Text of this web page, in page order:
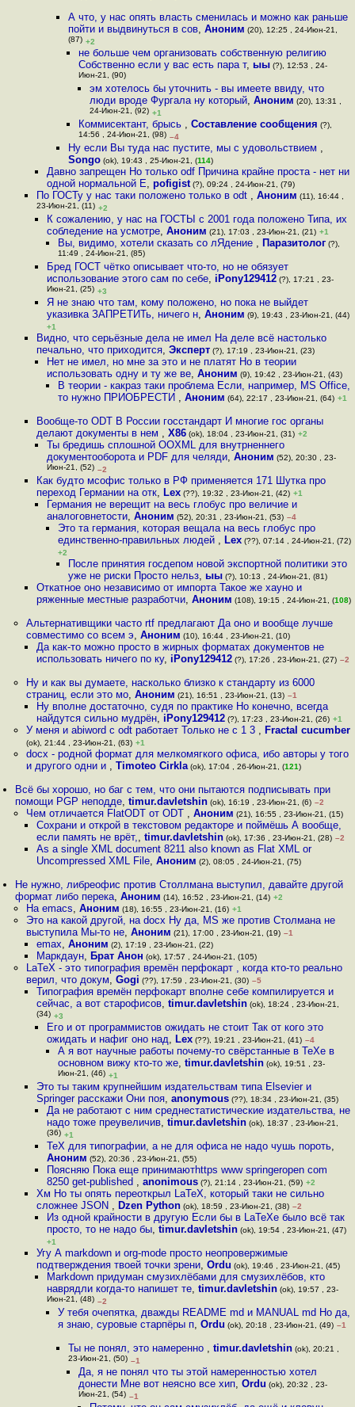
А что, у нас опять власть сменилась и можно как раньше
пойти и выдвинуться в сов, Аноним (20), 12:25 , 24-Июн-21,
(87) +2
не больше чем организовать собственную религию
Собственно если у вас есть пара т, ыы (?), 12:53 , 24-
Июн-21, (90)
эм хотелось бы уточнить - вы имеете ввиду, что
люди вроде Фургала ну который, Аноним (20), 13:31 ,
24-Июн-21, (92) +1
Коммисектант, брысь ,Составление сообщения (?),
14:56 , 24-Июн-21, (98) –4
Ну если Вы туда нас пустите, мы с удовольствием ,
Songo(ok), 19:43 , 25-Июн-21, (114)
Давно запрещен Но только odf Причина крайне проста - нет ни
одной нормальной Е,pofigist (?), 09:24 , 24-Июн-21, (79)
По ГОСТу у нас таки положено только в odt , Аноним (11), 16:44 ,
23-Июн-21, (11) +2
К сожалению, у нас на ГОСТЫ с 2001 года положено Типа, их
собледение на усмотре,Аноним (21), 17:03 , 23-Июн-21, (21) +1
Вы, видимо, хотели сказать со лЯдение , Паразитолог(?),
11:49 , 24-Июн-21, (85)
Бред ГОСТ чётко описывает что-то, но не обязует
использование этого сам по себе, iPony129412 (?), 17:21 , 23-
Июн-21, (25) +3
Я не знаю что там, кому положено, но пока не выйдет
указивка ЗАПРЕТИТь, ничего н,Аноним (9), 19:43 , 23-Июн-21, (44)
+1
Видно, что серьёзные дела не имел На деле всё настолько
печально, что приходится, Эксперт(?), 17:19 , 23-Июн-21, (23)
Нет не имел, но мне за это и не платят Но в теории
использовать одну и ту же ве,Аноним (9), 19:42 , 23-Июн-21, (43)
В теории - какраз таки проблема Если, например, MS Office,
то нужно ПРИОБРЕСТИ , Аноним (64), 22:17 , 23-Июн-21, (64) +1
Вообще-то ODT В России госстандарт И многие гос органы
делают документы в нем , X86(ok), 18:04 , 23-Июн-21, (31) +2
Ты бредишь сплошной OOXML для внутрненнего
документооборота и PDF для челяди,Аноним (52), 20:30 , 23-
Июн-21, (52) –2
Как будто мсофис только в РФ применяется 171 Шутка про
переход Германии на отк, Lex(??), 19:32 , 23-Июн-21, (42) +1
Германия не верещит на весь глобус про величие и
аналоговнетости,Аноним (52), 20:31 , 23-Июн-21, (53) –4
Это та германия, которая вещала на весь глобус про
единственно-правильных людей , Lex(??), 07:14 , 24-Июн-21, (72)
+2
После принятия госдепом новой экспортной политики это
уже не риски Просто нельз, ыы(?), 10:13 , 24-Июн-21, (81)
Откатное оно независимо от импорта Такое же хауно и
ряженные местные разработчи, Аноним (108), 19:15 , 24-Июн-21, (108)
Альтернативщики часто rtf предлагают Да оно и вообще лучше
совместимо со всем э, Аноним (10), 16:44 , 23-Июн-21, (10)
Да как-то можно просто в жирных форматах документов не
использовать ничего по ку, iPony129412(?), 17:26 , 23-Июн-21, (27) –2
Ну и как вы думаете, насколько близко к стандарту из 6000
страниц, если это мо, Аноним (21), 16:51 , 23-Июн-21, (13) –1
Ну вполне достаточно, судя по практике Но конечно, всегда
найдутся сильно мудрён, iPony129412(?), 17:23 , 23-Июн-21, (26) +1
У меня и abiword с odt работает Только не с 1 3 , Fractal cucumber
(ok), 21:44 , 23-Июн-21, (63) +1
docx - родной формат для мелкомягкого офиса, ибо авторы у того
и другого одни и , Timoteo Cirkla(ok), 17:04 , 26-Июн-21, (121)
Всё бы хорошо, но баг с тем, что они пытаются подписывать при
помощи PGP неподде,timur.davletshin (ok), 16:19 , 23-Июн-21, (6) –2
Чем отличается FlatODT от ODT , Аноним (21), 16:55 , 23-Июн-21, (15)
Сохрани и открой в текстовом редакторе и поймёшь А вообще,
если память не врёт,, timur.davletshin(ok), 17:36 , 23-Июн-21, (28) –2
As a single XML document 8211 also known as Flat XML or
Uncompressed XML File, Аноним (2), 08:05 , 24-Июн-21, (75)
Не нужно, либреофис против Столлмана выступил, давайте другой
формат либо перека,Аноним (14), 16:52 , 23-Июн-21, (14) +2
На emacs, Аноним (18), 16:55 , 23-Июн-21, (16) +1
Это на какой другой, на docx Ну да, MS же против Столмана не
выступила Мы-то не, Аноним (21), 17:00 , 23-Июн-21, (19) –1
emax, Аноним (2), 17:19 , 23-Июн-21, (22)
Маркдаун, Брат Анон (ok), 17:57 , 24-Июн-21, (105)
LaTeX - это типография времён перфокарт , когда кто-то реально
верил, что докум, Gogi (??), 17:59 , 23-Июн-21, (30) –5
Типография времён перфокарт вполне себе компилируется и
сейчас, а вот старофисов, timur.davletshin(ok), 18:24 , 23-Июн-21,
(34) +3
Его и от программистов ожидать не стоит Так от кого это
ожидать и нафиг оно над, Lex (??), 19:21 , 23-Июн-21, (41) –4
А я вот научные работы почему-то свёрстанные в ТеХе в
основном вижу кто-то же, timur.davletshin(ok), 19:51 , 23-
Июн-21, (46) +1
Это ты таким крупнейшим издательствам типа Elsevier и
Springer расскажи Они поя, anonymous(??), 18:34 , 23-Июн-21, (35)
Да не работают с ним среднестатистические издательства, не
надо тоже преувеличив,timur.davletshin (ok), 18:37 , 23-Июн-21,
(36) +1
TeX для типографии, а не для офиса не надо чушь пороть,
Аноним (52), 20:36 , 23-Июн-21, (55)
Поясняю Пока еще принимаютhttps www springeropen com
8250 get-published ,anonimous (?), 21:14 , 23-Июн-21, (59) +2
Хм Но ты опять переоткрыл LaTeX, который таки не сильно
сложнее JSON , Dzen Python(ok), 18:59 , 23-Июн-21, (38) –2
Из одной крайности в другую Если бы в LaTeXе было всё так
просто, то не надо бы,timur.davletshin (ok), 19:54 , 23-Июн-21, (47)
+1
Угу А markdown и org-mode просто неопровержимые
подтверждения твоей точки зрени, Ordu (ok), 19:46 , 23-Июн-21, (45)
Markdown придуман смузихлёбами для смузихлёбов, кто
наврядли когда-то напишет те,timur.davletshin (ok), 19:57 , 23-
Июн-21, (48) –2
У тебя очепятка, дважды README md и MANUAL md Но да,
я знаю, суровые старпёры п, Ordu (ok), 20:18 , 23-Июн-21, (49) –1
Ты не понял, это намеренно , timur.davletshin(ok), 20:21 ,
23-Июн-21, (50) –1
Да, я не понял что ты этой намеренностью хотел
донести Мне вот неясно все хип,Ordu (ok), 20:32 , 23-
Июн-21, (54) –1